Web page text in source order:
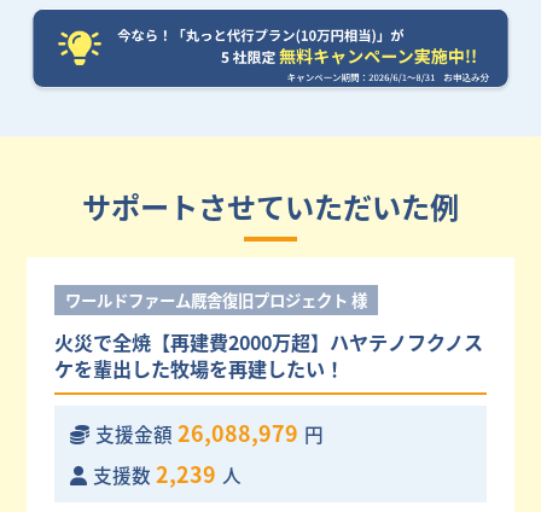
サポートさせていただいた例
ワールドファーム厩舎復旧プロジェクト 様
火災で全焼【再建費2000万超】ハヤテノフクノス
ケを輩出した牧場を再建したい！
支援金額 26,088,979 円
支援数 2,239 人